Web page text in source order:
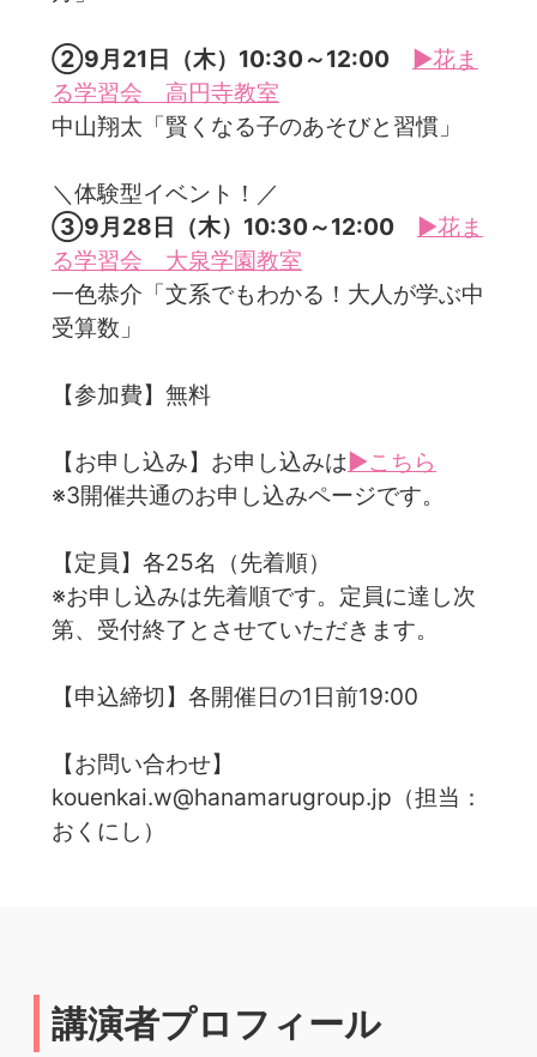
②9月21日（木）10:30～12:00
▶花ま
る学習会 高円寺教室
中山翔太「賢くなる子のあそびと習慣」
＼体験型イベント！／
③9月28日（木）10:30～12:00
▶花ま
る学習会 大泉学園教室
一色恭介「文系でもわかる！大人が学ぶ中
受算数」
【参加費】無料
【お申し込み】お申し込みは▶こちら
※3開催共通のお申し込みページです。
【定員】各25名（先着順）
※お申し込みは先着順です。定員に達し次
第、受付終了とさせていただきます。
【申込締切】各開催日の1日前19:00
【お問い合わせ】
kouenkai.w@hanamarugroup.jp（担当：
おくにし）
講演者プロフィール